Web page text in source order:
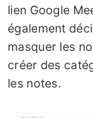
lien Google
également
masquer les
créer des
les notes.